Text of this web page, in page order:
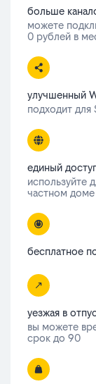
больше
можете
0 рублей в
улучшенный
подходит для
единый
используйте
частном доме
бесплатное
уезжая в
вы можете
срок до 90